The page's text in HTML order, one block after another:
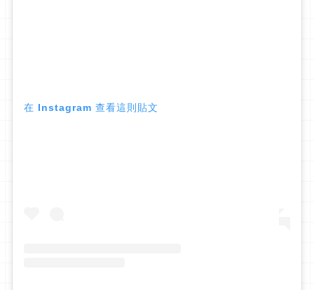
在 Instagram 查看這則貼文